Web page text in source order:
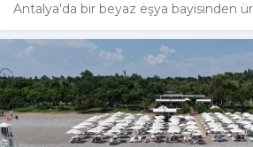
Antalya'da bir beyaz eşya bayisinden